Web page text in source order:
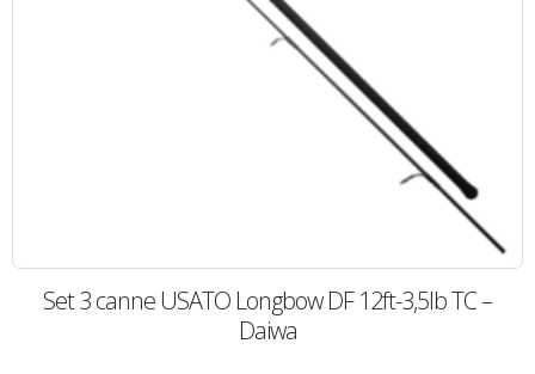
Set 3 canne USATO Longbow DF 12ft-3,5lb TC –
Daiwa